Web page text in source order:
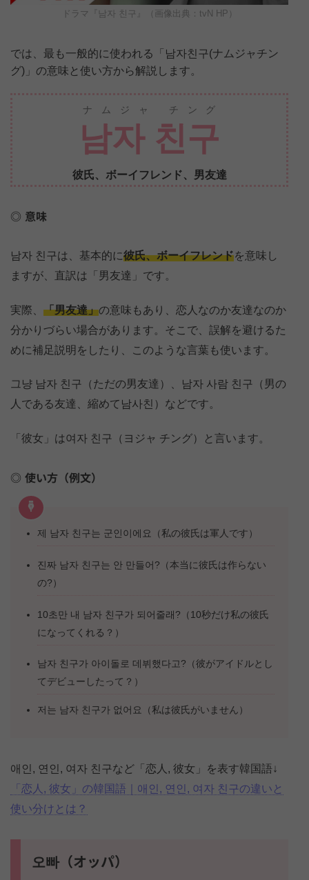
ドラマ『남자 친구』（画像出典：tvN HP）
では、最も一般的に使われる「남자친구(ナムジャチン
グ)」の意味と使い方から解説します。
남자 친구
ナムジャ チング
彼氏、ボーイフレンド、男友達
意味
남자 친구は、基本的に彼氏、ボーイフレンドを意味し
ますが、直訳は「男友達」です。
実際、 「男友達」の意味もあり、恋人なのか友達なのか
分かりづらい場合があります。そこで、誤解を避けるた
めに補足説明をしたり、このような言葉も使います。
그냥 남자 친구（ただの男友達）、남자 사람 친구（男の
人である友達、縮めて남사친）などです。
「彼女」は여자 친구（ヨジャ チング）と言います。
使い方（例文）
제 남자 친구는 군인이에요（私の彼氏は軍人です）
진짜 남자 친구는 안 만들어?（本当に彼氏は作らない
の?）
10초만 내 남자 친구가 되어줄래?（10秒だけ私の彼氏
になってくれる？）
남자 친구가 아이돌로 데뷔했다고?（彼がアイドルとし
てデビューしたって？）
저는 남자 친구가 없어요（私は彼氏がいません）
애인, 연인, 여자 친구など「恋人, 彼女」を表す韓国語↓
「恋人, 彼女」の韓国語｜애인, 연인, 여자 친구の違いと
使い分けとは？
오빠（オッパ）